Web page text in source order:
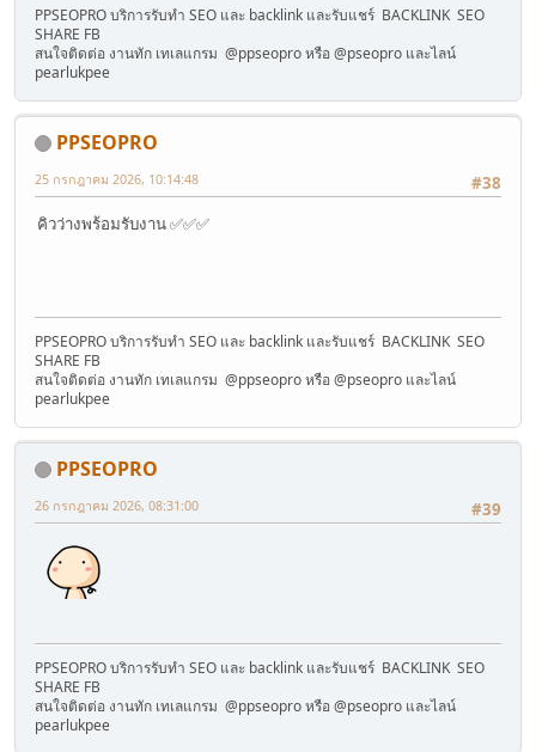
PPSEOPRO บริการรับทำ SEO และ backlink และรับแชร์ BACKLINK SEO
SHARE FB
สนใจติดต่อ งานทัก เทเลแกรม @ppseopro หรือ @pseopro และไลน์
pearlukpee
PPSEOPRO
#38
25 กรกฎาคม 2026, 10:14:48
คิวว่างพร้อมรับงาน ✅✅✅
PPSEOPRO บริการรับทำ SEO และ backlink และรับแชร์ BACKLINK SEO
SHARE FB
สนใจติดต่อ งานทัก เทเลแกรม @ppseopro หรือ @pseopro และไลน์
pearlukpee
PPSEOPRO
#39
26 กรกฎาคม 2026, 08:31:00
PPSEOPRO บริการรับทำ SEO และ backlink และรับแชร์ BACKLINK SEO
SHARE FB
สนใจติดต่อ งานทัก เทเลแกรม @ppseopro หรือ @pseopro และไลน์
pearlukpee